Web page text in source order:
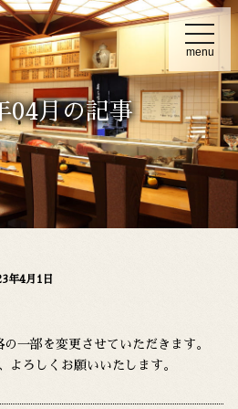
t
o
g
g
l
n
a
v
i
g
menu
04月の記事
年4月1日
一部を変更させていただきます。
よろしくお願いいたします。